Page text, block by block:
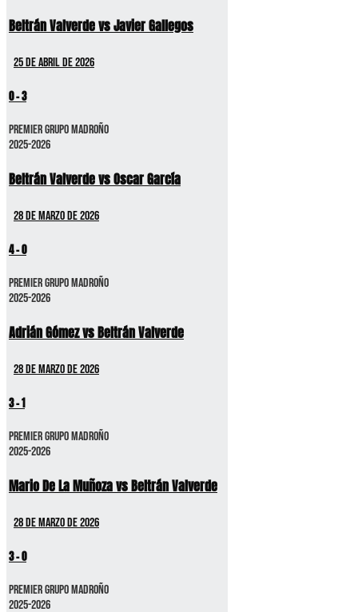
Beltrán Valverde vs Javier Gallegos
25 de abril de 2026
0-3
Premier GRUPO MADROÑO
2025-2026
Beltrán Valverde vs Oscar García
28 de marzo de 2026
4-0
Premier GRUPO MADROÑO
2025-2026
Adrián Gómez vs Beltrán Valverde
28 de marzo de 2026
3-1
Premier GRUPO MADROÑO
2025-2026
Mario De La Muñoza vs Beltrán Valverde
28 de marzo de 2026
3-0
Premier GRUPO MADROÑO
2025-2026